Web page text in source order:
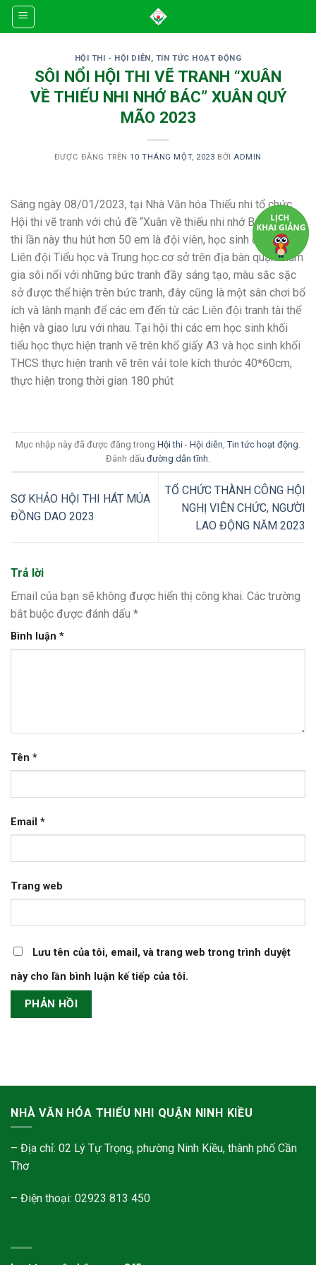
Skip
HỘI THI - HỘI DIỄN, TIN TỨC HOẠT ĐỘNG
SÔI NỔI HỘI THI VẼ TRANH “XUÂN
VỀ THIẾU NHI NHỚ BÁC” XUÂN QUÝ
MÃO 2023
ĐƯỢC ĐĂNG TRÊN10 THÁNG MỘT, 2023 BỞI ADMIN
Sáng ngày 08/01/2023, tại Nhà Văn hóa Thiếu nhi tổ chức
Hội thi vẽ tranh với chủ đề “Xuân về thiếu nhi nhớ Bác”. Hội
thi lần này thu hút hơn 50 em là đội viên, học sinh đến từ 33
Liên đội Tiểu học và Trung học cơ sở trên địa bàn quận tham
gia sôi nổi với những bức tranh đầy sáng tạo, màu sắc sặc
sở được thể hiện trên bức tranh, đây cũng là một sân chơi bổ
ích và lành mạnh để các em đến từ các Liên đội tranh tài thể
hiện và giao lưu với nhau. Tại hội thi các em học sinh khối
tiểu học thực hiện tranh vẽ trên khổ giấy A3 và học sinh khối
THCS thực hiện tranh vẽ trên vải tole kích thước 40*60cm,
thực hiện trong thời gian 180 phút
Mục nhập này đã được đăng trong Hội thi - Hội diễn Tin tức hoạt động
Đánh dấu đường dẫn tĩnh
SƠ KHẢO HỘI THI HÁT MÚA
ĐỒNG DAO 2023
TỔ CHỨC THÀNH CÔNG HỘI
NGHỊ VIÊN CHỨC, NGƯỜI
LAO ĐỘNG NĂM 2023
Trả lời
Email của bạn sẽ không được hiển thị công khai. Các trường
bắt buộc được đánh dấu *
Bình luận *
Tên *
Email *
Trang web
Lưu tên của tôi, email, và trang web trong trình duyệt
này cho lần bình luận kế tiếp của tôi.
NHÀ VĂN HÓA THIẾU NHI QUẬN NINH KIỀU
– Địa chỉ: 02 Lý Tự Trọng, phường Ninh Kiều, thành phố Cần
Thơ
– Điện thoại: 02923 813 450